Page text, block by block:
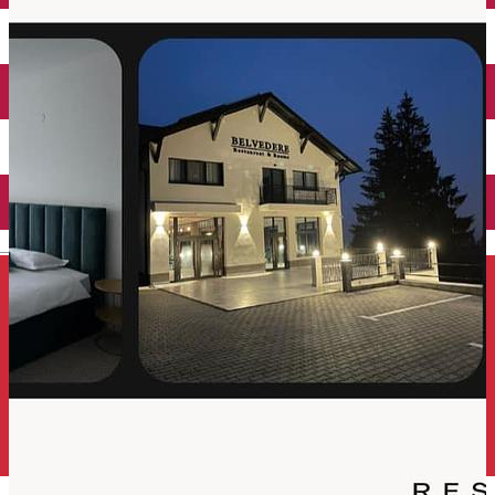
English
Închirieri de biciclete